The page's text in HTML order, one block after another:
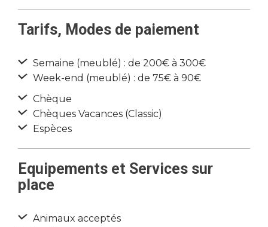
Tarifs, Modes de paiement
Semaine (meublé) : de 200€ à 300€
Week-end (meublé) : de 75€ à 90€
Chèque
Chèques Vacances (Classic)
Espèces
Equipements et Services sur
place
Animaux acceptés